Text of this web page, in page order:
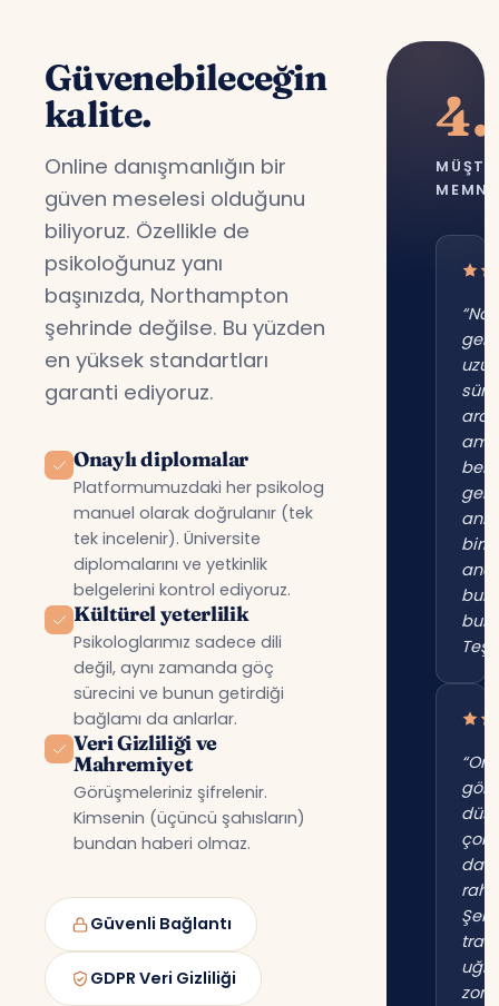
Güvenebileceğin
kalite.
Online danışmanlığın bir
güven meselesi olduğunu
biliyoruz. Özellikle de
psikoloğunuz yanı
başınızda, Northampton
şehrinde değilse. Bu yüzden
en yüksek standartları
garanti ediyoruz.
Onaylı diplomalar
Platformumuzdaki her psikolog
manuel olarak doğrulanır (tek
tek incelenir). Üniversite
diplomalarını ve yetkinlik
belgelerini kontrol ediyoruz.
Kültürel yeterlilik
Psikologlarımız sadece dili
değil, aynı zamanda göç
sürecini ve bunun getirdiği
bağlamı da anlarlar.
Veri Gizliliği ve
Mahremiyet
Görüşmeleriniz şifrelenir.
Kimsenin (üçüncü şahısların)
bundan haberi olmaz.
Güvenli Bağlantı
GDPR Veri Gizliliği
uzun
süre
beni
çok